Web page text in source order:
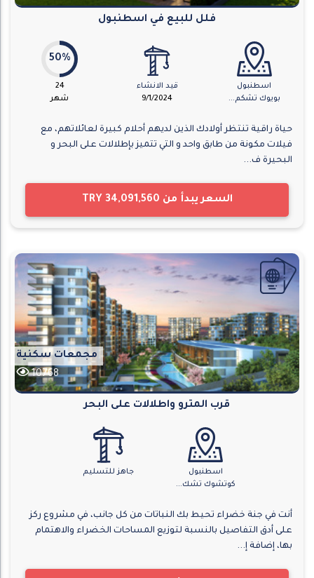
فلل للبيع في اسطنبول
اسطنبول
بويوك تشكم...
قيد الانشاء
9/1/2024
50%
24
شهر
حياة راقية تنتظر أولادك الذين لديهم أحلام كبيرة لعائلاتهم، مع
فيلات مكونة من طابق واحد و التي تتميز بإطلالات على البحر و
البحيرة ف...
السعر يبدأ من TRY 34,091,560
مجمعات سكنية
10768
قرب المترو واطلالات على البحر
اسطنبول
كوتشوك تشك...
جاهز للتسليم
أنت في جنة خضراء تحيط بك النباتات من كل جانب، في مشروع ركز
على أدق التفاصيل بالنسبة لتوزيع المساحات الخضراء والاهتمام
بها، إضافة إ...